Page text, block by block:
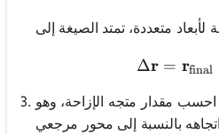
Δr = rfinal
مقدار متجه الإزاحة، وهو